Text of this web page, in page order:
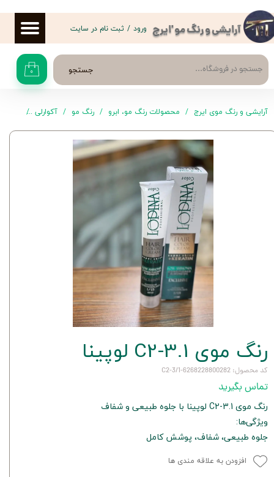
آرایشی و رنگ مو 'ایرج
جستجو ۰
ورود / ثبت نام در سایت
حساب کاربری من
تغییر گذر واژه
سفارشات
خروج از حساب کاربری
آرایشی و رنگ موی ایرج محصولات رنگ مو، ابرو رنگ مو آکوارلی
رنگ موی C2-3.1 لوپینا
کد محصول: 6268228800282-C2-3/1
تماس بگیرید
رنگ موی C2-3.1 لوپینا با جلوه طبیعی و شفاف
ویژگی‌ها:
جلوه طبیعی، شفاف، پوشش کامل
افزودن به علاقه مندی ها